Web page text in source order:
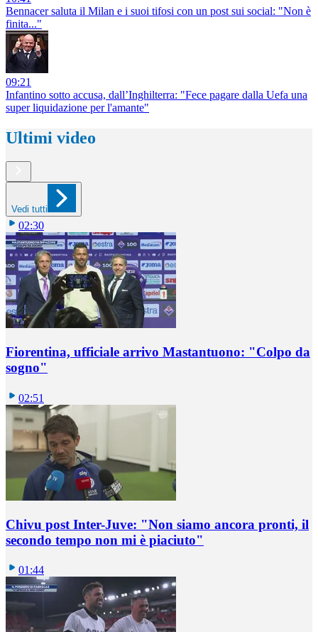
Bennacer saluta il Milan e i suoi tifosi con un post sui social: "Non è
finita..."
09:21
Infantino sotto accusa, dall’Inghilterra: "Fece pagare dalla Uefa una
super liquidazione per l'amante"
Ultimi video
Vedi tutti
02:30
Fiorentina, ufficiale arrivo Mastantuono: "Colpo da
sogno"
02:51
Chivu post Inter-Juve: "Non siamo ancora pronti, il
secondo tempo non mi è piaciuto"
01:44